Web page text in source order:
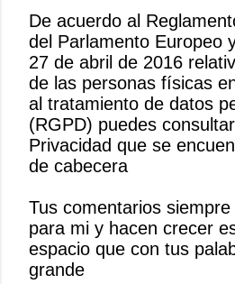
P
u
b
l
i
c
a
u
n
c
o
De acuerdo al
del Parlamento Europeo
27 de abril de 2016
de las personas físicas
al tratamiento de datos
(RGPD) puedes
Privacidad que se
de cabecera
Tus comentarios
para mi y hacen crecer
espacio que con tus
grande